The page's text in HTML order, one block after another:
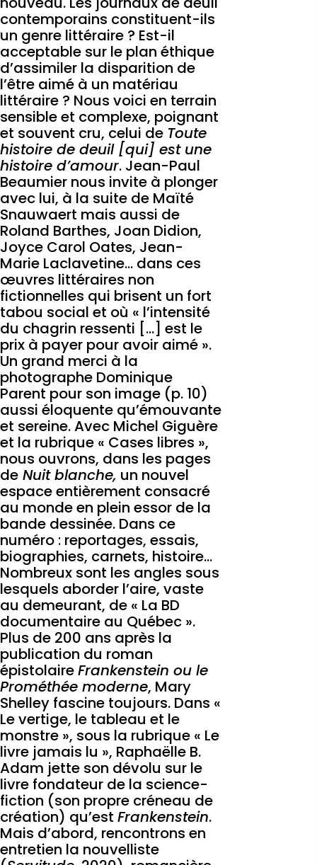
contemporains constituent-ils
un genre littéraire ? Est-il
acceptable sur le plan éthique
d’assimiler la disparition de
l’être aimé à un matériau
littéraire ? Nous voici en terrain
sensible et complexe, poignant
et souvent cru, celui de Toute
histoire de deuil [qui] est une
histoire d’amour. Jean-Paul
Beaumier nous invite à plonger
avec lui, à la suite de Maïté
Snauwaert mais aussi de
Roland Barthes, Joan Didion,
Joyce Carol Oates, Jean-
Marie Laclavetine… dans ces
œuvres littéraires non
fictionnelles qui brisent un fort
tabou social et où « l’intensité
du chagrin ressenti […] est le
prix à payer pour avoir aimé ».
Un grand merci à la
photographe Dominique
Parent pour son image (p. 10)
aussi éloquente qu’émouvante
et sereine. Avec Michel Giguère
et la rubrique « Cases libres »,
nous ouvrons, dans les pages
de Nuit blanche, un nouvel
espace entièrement consacré
au monde en plein essor de la
bande dessinée. Dans ce
numéro : reportages, essais,
biographies, carnets, histoire…
Nombreux sont les angles sous
lesquels aborder l’aire, vaste
au demeurant, de « La BD
documentaire au Québec ».
Plus de 200 ans après la
publication du roman
épistolaireFrankenstein ou le
Prométhée moderne, Mary
Shelley fascine toujours. Dans «
Le vertige, le tableau et le
monstre », sous la rubrique « Le
livre jamais lu », Raphaëlle B.
Adam jette son dévolu sur le
livre fondateur de la science-
fiction (son propre créneau de
création) qu’est Frankenstein.
Mais d’abord, rencontrons en
entretien la nouvelliste